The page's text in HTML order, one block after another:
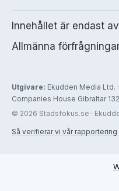
Innehållet är endast
Allmänna
Utgivare: Ekudden Media Ltd. ·
Companies House Gibraltar
© 2026 Stadsfokus.se ·
Så verifierar vi vår rapportering